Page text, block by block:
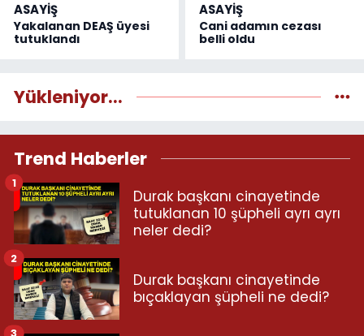
ASAYİŞ
Yakalanan DEAŞ üyesi
tutuklandı
ASAYİŞ
Cani adamın cezası
belli oldu
Yükleniyor...
Trend Haberler
Durak başkanı cinayetinde
tutuklanan 10 şüpheli ayrı ayrı
neler dedi?
1
Durak başkanı cinayetinde
bıçaklayan şüpheli ne dedi?
2